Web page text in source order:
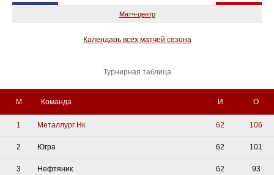
Матч-центр
Календарь всех матчей сезона
Турнирная таблица
М Команда И О
1 Металлург Нк 62 106
2 Югра 62 101
3 Нефтяник 62 93